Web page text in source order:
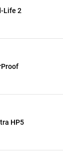
Life 2
HP5